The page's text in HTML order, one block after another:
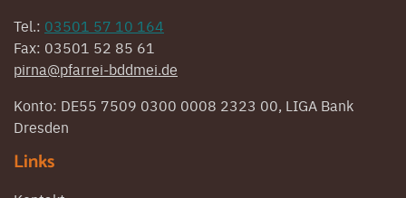
Tel.: 03501 57 10 164
Fax: 03501 52 85 61
pirna@pfarrei-bddmei.de
Konto: DE55 7509 0300 0008 2323 00, LIGA Bank
Dresden
Links